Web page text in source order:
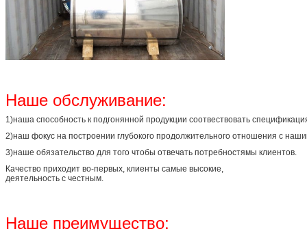
Наше обслуживание:
1)наша способность к подгонянной продукции соотвествовать
2)наш фокус на построении глубокого продолжительного отношения с
3)наше обязательство для того чтобы отвечать потребностямы клиентов.
Качество приходит во-первых, клиенты самые высокие,
деятельность с честным.
Наше преимущество: